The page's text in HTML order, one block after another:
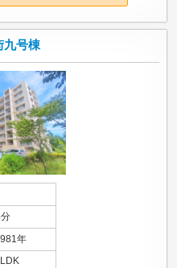
九号棟
年